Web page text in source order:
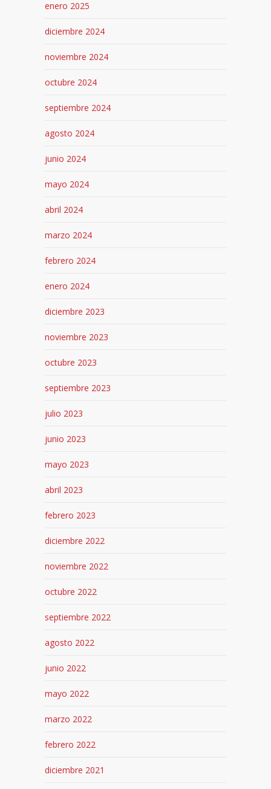
enero 2025
diciembre 2024
noviembre 2024
octubre 2024
septiembre 2024
agosto 2024
junio 2024
mayo 2024
abril 2024
marzo 2024
febrero 2024
enero 2024
diciembre 2023
noviembre 2023
octubre 2023
septiembre 2023
julio 2023
junio 2023
mayo 2023
abril 2023
febrero 2023
diciembre 2022
noviembre 2022
octubre 2022
septiembre 2022
agosto 2022
junio 2022
mayo 2022
marzo 2022
febrero 2022
diciembre 2021